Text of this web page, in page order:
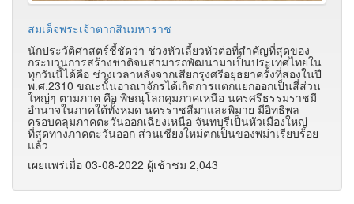
สมเด็จพระเจ้าตากสินมหาราช
นักประวัติศาสตร์ชี้ชัดว่า ช่วงหัวเลี้ยวหัวต่อที่สำคัญที่สุดของ
กระบวนการสร้างชาติจนสามารถพัฒนามาเป็นประเทศไทยใน
ทุกวันนี้ได้คือ ช่วงเวลาหลังจากเสียกรุงศรีอยุธยาครั้งที่สองในปี
พ.ศ.2310 ขณะนั้นอาณาจักรได้เกิดการแตกแยกออกเป็นสี่ส่วน
ใหญ่ๆ ตามภาค คือ พิษณุโลกคุมภาคเหนือ นครศรีธรรมราชมี
อำนาจในภาคใต้ทั้งหมด นครราชสีมาและพิมาย มีอิทธิพล
ครอบคลุมภาคตะวันออกเฉียงเหนือ จันทบุรีเป็นหัวเมืองใหญ่
ที่สุดทางภาคตะวันออก ส่วนเชียงใหม่ตกเป็นของพม่าเรียบร้อย
แล้ว
เผยแพร่เมื่อ 03-08-2022 ผู้เช้าชม 2,043